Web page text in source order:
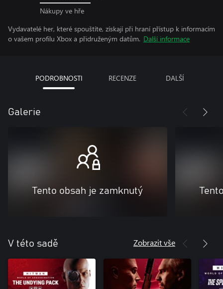
Nákupy ve hře
Vydavatelé her, které spouštíte, získají při hraní přístup k informacím
o vašem profilu Xbox a přidruženým datům. Další informace
PODROBNOSTI RECENZE DALŠÍ
Galerie
Tento obsah je zamknutý
V této sadě Zobrazit vše